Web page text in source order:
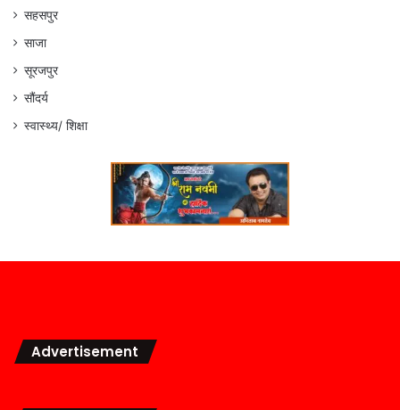
सहसपुर
साजा
सूरजपुर
सौंदर्य
स्वास्थ्य/ शिक्षा
Advertisement